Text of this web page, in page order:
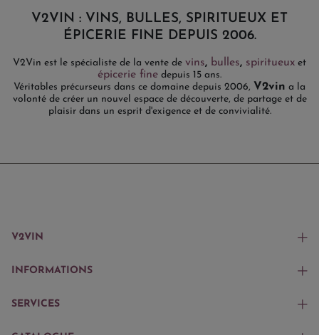
V2VIN : VINS, BULLES, SPIRITUEUX ET
ÉPICERIE FINE DEPUIS 2006.
V2Vin est le spécialiste de la vente de vins, bulles, spiritueux et
épicerie fine depuis 15 ans.
Véritables précurseurs dans ce domaine depuis 2006, V2vin a la
volonté de créer un nouvel espace de découverte, de partage et de
plaisir dans un esprit d'exigence et de convivialité.
V2VIN
INFORMATIONS
SERVICES